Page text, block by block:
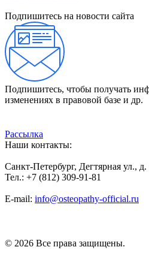
Подпишитесь на новости сайта
Подпишитесь, чтобы получать
изменениях в правовой базе и др.
Рассылка
Наши контакты:
Санкт-Петербург, Дегтярная ул.,
Тел.: +7 (812) 309-91-81
E-mail: info@osteopathy-official.ru
© 2026 Все права защищены.